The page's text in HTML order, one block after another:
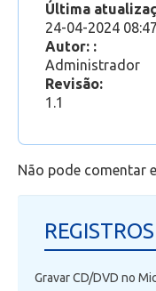
Como gerar um
no Microsoft
Como encontrar
365, inclusive o
Como acessar o
Última
24-04-2024 08:47
Autor: :
Administrador
Revisão:
1.1
Não pode comentar
Gravar CD/DVD no